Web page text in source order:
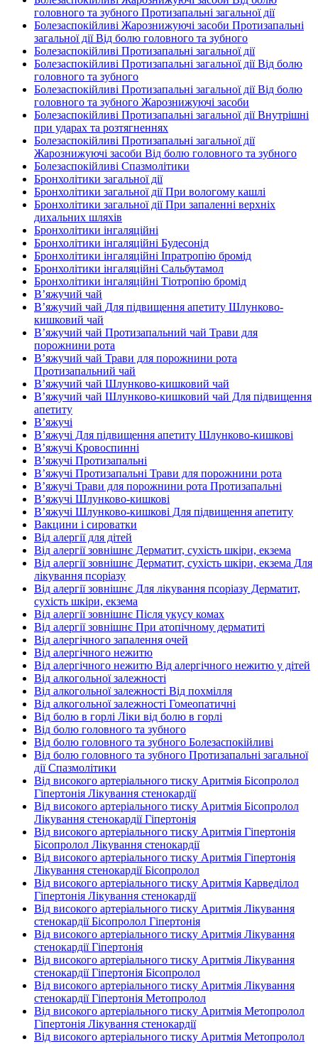
головного та зубного Протизапальні загальної дії
Болезаспокійливі Жарознижуючі засоби Протизапальні
загальної дії Від болю головного та зубного
Болезаспокійливі Протизапальні загальної дії
Болезаспокійливі Протизапальні загальної дії Від болю
головного та зубного
Болезаспокійливі Протизапальні загальної дії Від болю
головного та зубного Жарознижуючі засоби
Болезаспокійливі Протизапальні загальної дії Внутрішні
при ударах та розтягненнях
Болезаспокійливі Протизапальні загальної дії
Жарознижуючі засоби Від болю головного та зубного
Болезаспокійливі Спазмолітики
Бронхолітики загальної дії
Бронхолітики загальної дії При вологому кашлі
Бронхолітики загальної дії При запаленні верхніх
дихальних шляхів
Бронхолітики інгаляційні
Бронхолітики інгаляційні Будесонід
Бронхолітики інгаляційні Іпратропію бромід
Бронхолітики інгаляційні Сальбутамол
Бронхолітики інгаляційні Тіотропію бромід
В’яжучий чай
В’яжучий чай Для підвищення апетиту Шлунково-
кишковий чай
В’яжучий чай Протизапальний чай Трави для
порожнини рота
В’яжучий чай Трави для порожнини рота
Протизапальний чай
В’яжучий чай Шлунково-кишковий чай
В’яжучий чай Шлунково-кишковий чай Для підвищення
апетиту
В’яжучі
В’яжучі Для підвищення апетиту Шлунково-кишкові
В’яжучі Кровоспинні
В’яжучі Протизапальні
В’яжучі Протизапальні Трави для порожнини рота
В’яжучі Трави для порожнини рота Протизапальні
В’яжучі Шлунково-кишкові
В’яжучі Шлунково-кишкові Для підвищення апетиту
Вакцини і сироватки
Від алергії для дітей
Від алергії зовнішнє Дерматит, сухість шкіри, екзема
Від алергії зовнішнє Дерматит, сухість шкіри, екзема Для
лікування псоріазу
Від алергії зовнішнє Для лікування псоріазу Дерматит,
сухість шкіри, екзема
Від алергії зовнішнє Після укусу комах
Від алергії зовнішнє При атопічному дерматиті
Від алергічного запалення очей
Від алергічного нежитю
Від алергічного нежитю Від алергічного нежитю у дітей
Від алкогольної залежності
Від алкогольної залежності Від похмілля
Від алкогольної залежності Гомеопатичні
Від болю в горлі Ліки від болю в горлі
Від болю головного та зубного
Від болю головного та зубного Болезаспокійливі
Від болю головного та зубного Протизапальні загальної
дії Спазмолітики
Від високого артеріального тиску Аритмія Бісопролол
Гіпертонія Лікування стенокардії
Від високого артеріального тиску Аритмія Бісопролол
Лікування стенокардії Гіпертонія
Від високого артеріального тиску Аритмія Гіпертонія
Бісопролол Лікування стенокардії
Від високого артеріального тиску Аритмія Гіпертонія
Лікування стенокардії Бісопролол
Від високого артеріального тиску Аритмія Карведілол
Гіпертонія Лікування стенокардії
Від високого артеріального тиску Аритмія Лікування
стенокардії Бісопролол Гіпертонія
Від високого артеріального тиску Аритмія Лікування
стенокардії Гіпертонія
Від високого артеріального тиску Аритмія Лікування
стенокардії Гіпертонія Бісопролол
Від високого артеріального тиску Аритмія Лікування
стенокардії Гіпертонія Метопролол
Від високого артеріального тиску Аритмія Метопролол
Гіпертонія Лікування стенокардії
Від високого артеріального тиску Аритмія Метопролол